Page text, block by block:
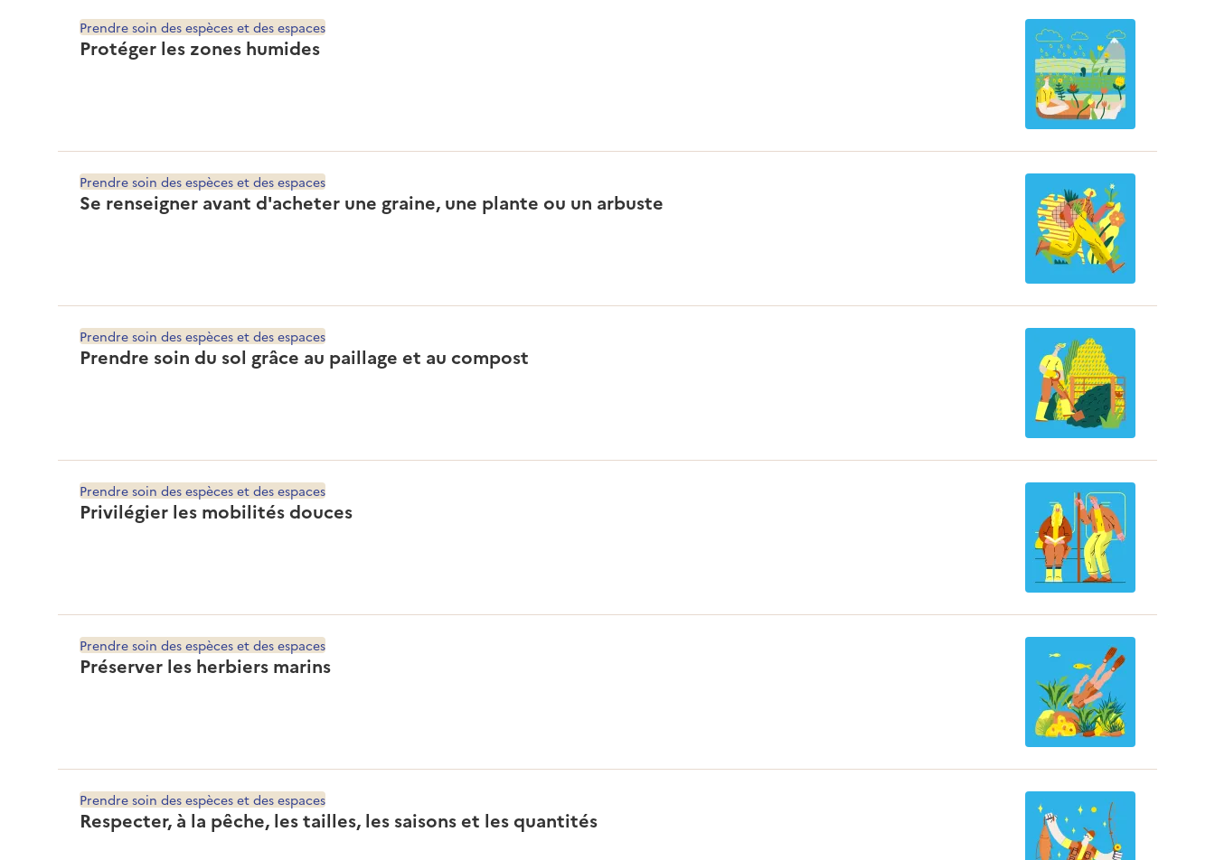
Protéger les zones humides
Prendre soin des espèces et des espaces
Se renseigner avant d'acheter une graine, une plante ou un arbuste
Prendre soin des espèces et des espaces
Prendre soin du sol grâce au paillage et au compost
Prendre soin des espèces et des espaces
Privilégier les mobilités douces
Prendre soin des espèces et des espaces
Préserver les herbiers marins
Prendre soin des espèces et des espaces
Respecter, à la pêche, les tailles, les saisons et les quantités
Prendre soin des espèces et des espaces